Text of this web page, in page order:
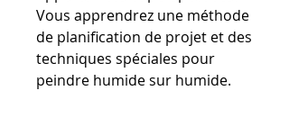
Vous apprendrez une méthode
de planification de projet et des
techniques spéciales pour
peindre humide sur humide.